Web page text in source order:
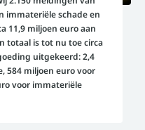
immateriële schade en
11,9 miljoen euro aan
totaal is tot nu toe circa
uitgekeerd: 2,4
584 miljoen euro voor
voor immateriële